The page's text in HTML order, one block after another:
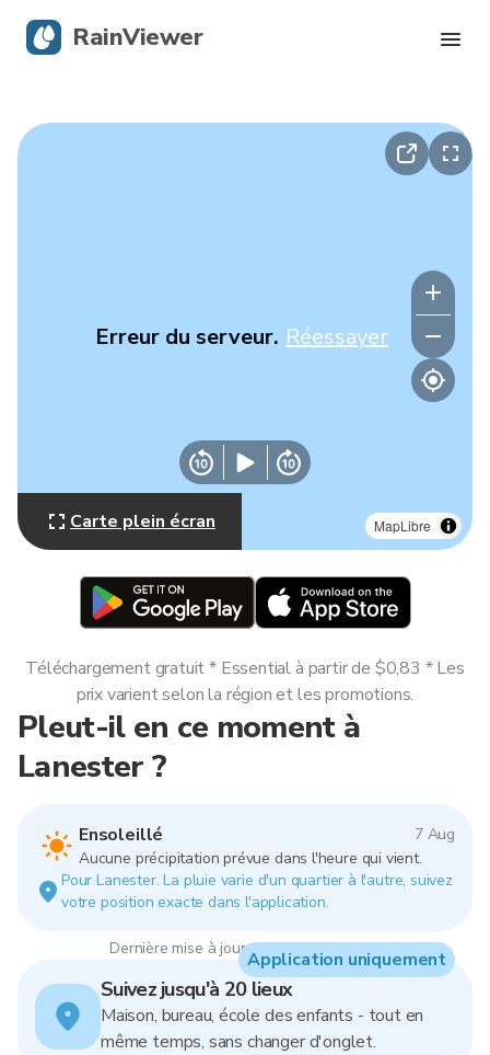
MapLibre
Erreur du serveur. Réessayer
Carte plein écran
Pleut-il en ce moment à
Lanester ?
Ensoleillé
7 Aug
Aucune précipitation prévue dans l'heure qui vient.
Pour Lanester. La pluie varie d'un quartier à l'autre, suivez
votre position exacte dans l'application.
Dernière mise à jour : 08:00, 7 Aug 2026
Téléchargement gratuit * Essential à partir de $0,83 * Les
prix varient selon la région et les promotions.
Suivez jusqu'à 20 lieux
Maison, bureau, école des enfants - tout en
même temps, sans changer d'onglet.
Application uniquement
RainViewer